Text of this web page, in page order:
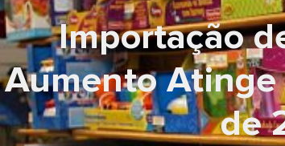
Importação
Aumento
de